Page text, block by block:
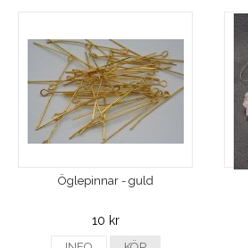
Öglepinnar - guld
10 kr